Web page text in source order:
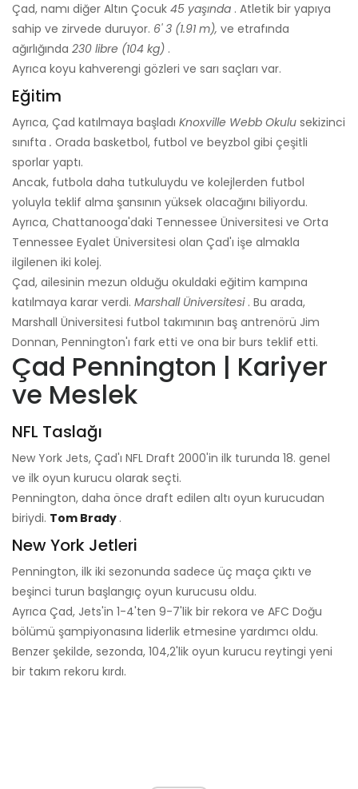
Çad, namı diğer Altın Çocuk 45 yaşında . Atletik bir yapıya
sahip ve zirvede duruyor. 6' 3 (1.91 m), ve etrafında
ağırlığında 230 libre (104 kg) .
Ayrıca koyu kahverengi gözleri ve sarı saçları var.
Eğitim
Ayrıca, Çad katılmaya başladı Knoxville Webb Okulu sekizinci
sınıfta . Orada basketbol, ​​​​futbol ve beyzbol gibi çeşitli
sporlar yaptı.
Ancak, futbola daha tutkuluydu ve kolejlerden futbol
yoluyla teklif alma şansının yüksek olacağını biliyordu.
Ayrıca, Chattanooga'daki Tennessee Üniversitesi ve Orta
Tennessee Eyalet Üniversitesi olan Çad'ı işe almakla
ilgilenen iki kolej.
Çad, ailesinin mezun olduğu okuldaki eğitim kampına
katılmaya karar verdi. Marshall Üniversitesi. Bu arada,
Marshall Üniversitesi futbol takımının baş antrenörü Jim
Donnan, Pennington'ı fark etti ve ona bir burs teklif etti.
Çad Pennington | Kariyer
ve Meslek
NFL Taslağı
New York Jets, Çad'ı NFL Draft 2000'in ilk turunda 18. genel
ve ilk oyun kurucu olarak seçti.
Pennington, daha önce draft edilen altı oyun kurucudan
biriydi. Tom Brady .
New York Jetleri
Pennington, ilk iki sezonunda sadece üç maça çıktı ve
beşinci turun başlangıç ​​oyun kurucusu oldu.
Ayrıca Çad, Jets'in 1-4'ten 9-7'lik bir rekora ve AFC Doğu
bölümü şampiyonasına liderlik etmesine yardımcı oldu.
Benzer şekilde, sezonda, 104,2'lik oyun kurucu reytingi yeni
bir takım rekoru kırdı.